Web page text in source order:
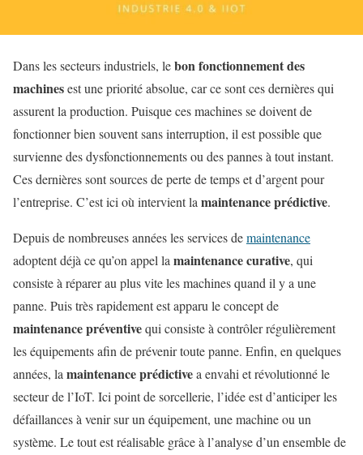
Dans les secteurs industriels, lebon fonctionnement des
machinesest une priorité absolue, car ce sont ces dernières qui
assurent la production. Puisque ces machines se doivent de
fonctionner bien souvent sans interruption, il est possible que
survienne des dysfonctionnements ou des pannes à tout instant.
Ces dernières sont sources de perte de temps et d’argent pour
l’entreprise. C’est ici où intervient lamaintenance prédictive.
Depuis de nombreuses années les services demaintenance
adoptent déjà ce qu’on appel lamaintenance curative, qui
consiste à réparer au plus vite les machines quand il y a une
panne. Puis très rapidement est apparu le concept de
maintenance préventivequi consiste à contrôler régulièrement
les équipements afin de prévenir toute panne. Enfin, en quelques
années, lamaintenance prédictivea envahi et révolutionné le
secteur de l’IoT. Ici point de sorcellerie, l’idée est d’anticiper les
défaillances à venir sur un équipement, une machine ou un
système. Le tout est réalisable grâce à l’analyse d’un ensemble de